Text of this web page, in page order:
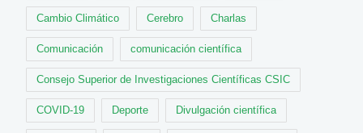
Cambio Climático Cerebro Charlas
Comunicación comunicación científica
Consejo Superior de Investigaciones Científicas CSIC
COVID-19 Deporte Divulgación científica